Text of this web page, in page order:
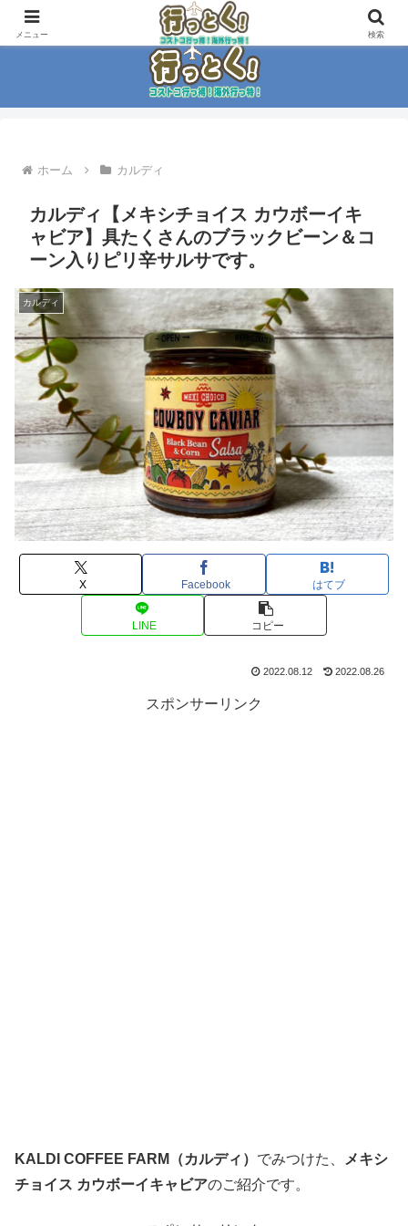
コストコ大好き家族がイチ押商品紹介！！
ホーム カルディ
カルディ【メキシチョイス カウボーイキ
ャビア】具たくさんのブラックビーン＆コ
ーン入りピリ辛サルサです。
カルディ
X Facebook はてブ
LINE コピー
2022.08.12 2022.08.26
スポンサーリンク
KALDI COFFEE FARM（カルディ） でみつけた、
メキシ
チョイス カウボーイキャビアのご紹介です。
メニュー 検索